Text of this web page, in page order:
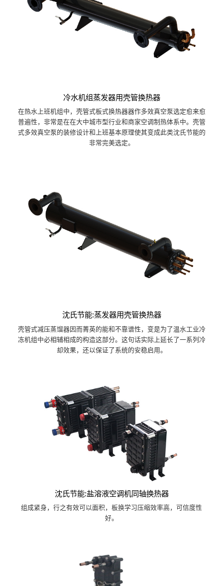
冷水机组蒸发器用壳管换热器
在热水上班机组中，壳管式板式换热器器作多效真空泵选定愈来愈
普遍性，非常是在在大中城市型行业和商家空调制热体系中。壳管
式多效真空泵的装修设计和上班基本原理使其变成此类沈氏节能的
非常完美选定。
沈氏节能:蒸发器用壳管换热器
壳管式减压蒸馏器因而菁英的能和不靠谱性，变是为了温水工业冷
冻机组中必相辅相成的构造这部分。这句话实际上延长了一系列冷
却效果，还以保证了系统的安稳启用。
沈氏节能:盐溶液空调机同轴换热器
组成紧身，行之有效可以面积，板换学习压缩效率高，可信度性
好。